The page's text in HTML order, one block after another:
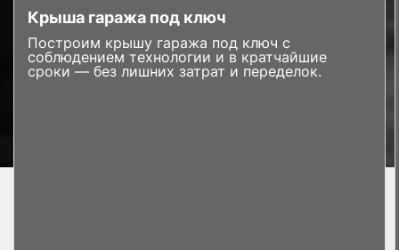
Крыша гаража под ключ
Построим крышу гаража под ключ с
соблюдением технологии и в кратчайшие
сроки — без лишних затрат и переделок.